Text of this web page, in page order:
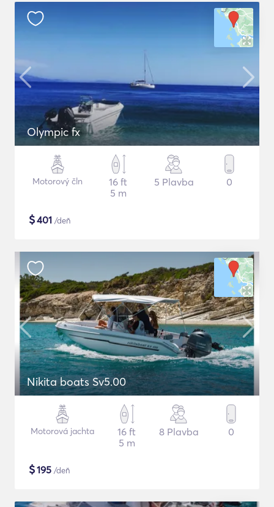
Olympic fx
Motorový čln
16 ft
5 m
5 Plavba 0
$401 /deň
Nikita boats Sv5.00
Motorová jachta
16 ft
5 m
8 Plavba 0
$195 /deň